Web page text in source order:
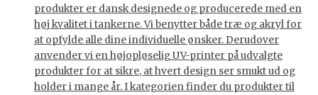
produkter er dansk designede og producerede med en
høj kvalitet i tankerne. Vi benytter både træ og akryl for
at opfylde alle dine individuelle ønsker. Derudover
anvender vi en højopløselig UV-printer på udvalgte
produkter for at sikre, at hvert design ser smukt ud og
holder i mange år. I kategorien finder du produkter til